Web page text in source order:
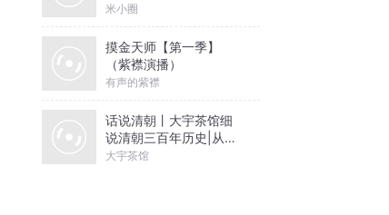
米小圈
摸金天师【第一季】
（紫襟演播）
有声的紫襟
话说清朝丨大宇茶馆细
说清朝三百年历史|从努
尔哈赤到末代皇帝溥仪|
大宇茶馆